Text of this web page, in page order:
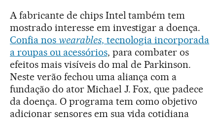
A fabricante de chips Intel também tem
mostrado interesse em investigar a doença.
Confia nos wearables, tecnologia incorporada
a roupas ou acessórios, para combater os
efeitos mais visíveis do mal de Parkinson.
Neste verão fechou uma aliança com a
fundação do ator Michael J. Fox, que padece
da doença. O programa tem como objetivo
adicionar sensores em sua vida cotidiana